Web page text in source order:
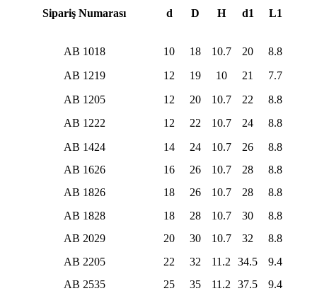
Sipariş Numarası d D H d1 L1
AB 1018 10 18 10.7 20
8.8
AB 1219
12 19 10 21
7.7
AB 1205
12 20 10.7 22
8.8
AB 1222
12 22 10.7 24
8.8
AB 1424
14 24 10.7 26
8.8
AB 1626
16 26 10.7 28
8.8
AB 1826
18 26 10.7 28
8.8
AB 1828
18 28 10.7 30
8.8
AB 2029
20 30 10.7 32
8.8
AB 2205
22 32 11.2 34.5
9.4
AB 2535
25 35 11.2 37.5
9.4